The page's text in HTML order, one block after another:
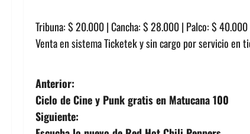
Tribuna: $ 20.000 | Cancha: $ 28.000 | Palco: $ 40.000
Venta en sistema Ticketek ysin cargo por servicio en
N
a
Anterior:
Ciclo de Cine y Punk gratis en Matucana 100
Siguiente: